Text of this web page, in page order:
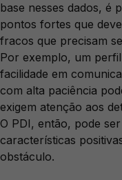
base nesses dados, é
pontos fortes que
fracos que precisam
Por exemplo, um
facilidade em
com alta paciência
exigem atenção aos
O PDI, então, pode
características
obstáculo.